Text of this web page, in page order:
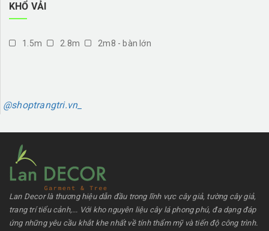
KHỔ VẢI
1.5m 2.8m 2m8 - bàn lớn
@shoptrangtri.vn_
Lan Decor là thương hiệu dẫn đầu trong lĩnh vực cây giả, tường cây giả,
trang trí tiểu cảnh,... Với kho nguyên liệu cây lá phong phú, đa dạng đáp
ứng những yêu cầu khắt khe nhất về tính thẩm mỹ và tiến độ công trình.